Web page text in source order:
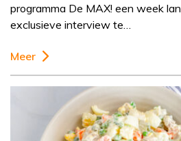
programma De MAX! een week
exclusieve interview te…
Meer